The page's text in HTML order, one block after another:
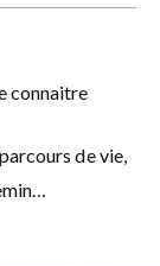
connaitre
de vie,